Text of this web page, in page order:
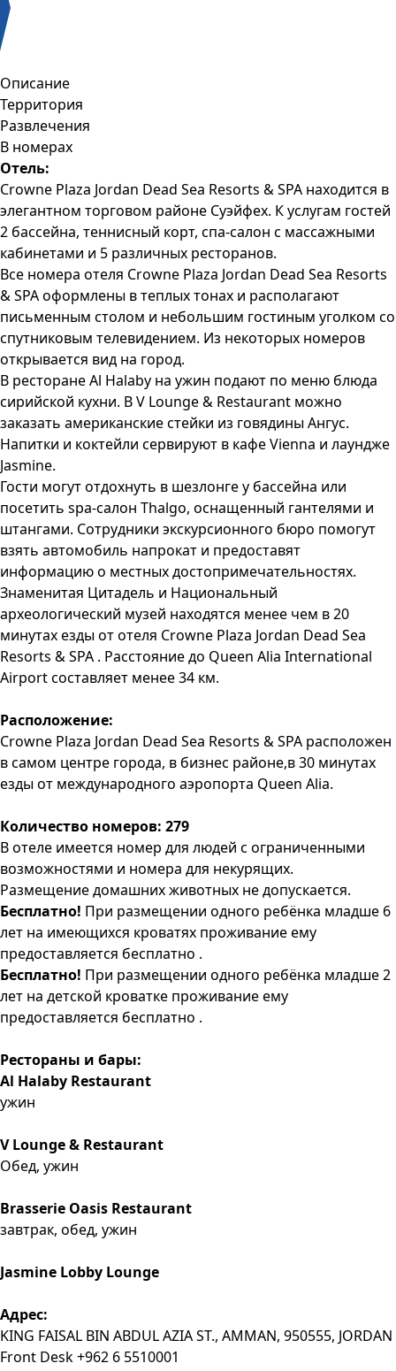
Описание
Территория
Развлечения
В номерах
Отель:
Crowne Plaza Jordan Dead Sea Resorts & SPA находится в
элегантном торговом районе Суэйфех. К услугам гостей
2 бассейна, теннисный корт, спа-салон с массажными
кабинетами и 5 различных ресторанов.
Все номера отеля Crowne Plaza Jordan Dead Sea Resorts
& SPA оформлены в теплых тонах и располагают
письменным столом и небольшим гостиным уголком со
спутниковым телевидением. Из некоторых номеров
открывается вид на город.
В ресторане Al Halaby на ужин подают по меню блюда
сирийской кухни. ВV Lounge & Restaurant можно
заказать американские стейки из говядины Ангус.
Напитки и коктейли сервируют в кафе Vienna и лаундже
Jasmine.
Гости могут отдохнуть в шезлонге у бассейна или
посетить spa-салон Thalgo, оснащенный гантелями и
штангами. Сотрудники экскурсионного бюро помогут
взять автомобиль напрокат и предоставят
информацию о местных достопримечательностях.
Знаменитая Цитадель и Национальный
археологический музей находятся менее чем в 20
минутах езды от отеля Crowne Plaza Jordan Dead Sea
Resorts & SPA . Расстояние до Queen Alia International
Airport составляет менее 34 км.
Расположение:
Crowne Plaza Jordan Dead Sea Resorts & SPA расположен
в самом центре города, в бизнес районе,в 30 минутах
езды от международного аэропорта Queen Alia.
Количество номеров: 279
В отеле имеется номер для людей с ограниченными
возможностями и номера для некурящих.
Размещение домашних животных не допускается.
Бесплатно! При размещении одного ребёнка младше 6
лет на имеющихся кроватях проживание ему
предоставляется бесплатно .
Бесплатно! При размещении одного ребёнка младше 2
лет на детской кроватке проживание ему
предоставляется бесплатно .
Рестораны и бары:
Al Halaby Restaurant
ужин
V Lounge & Restaurant
Обед, ужин
Brasserie Oasis Restaurant
завтрак, обед, ужин
Jasmine Lobby Lounge
Адрес:
KING FAISAL BIN ABDUL AZIA ST., AMMAN, 950555, JORDAN
Front Desk +962 6 5510001